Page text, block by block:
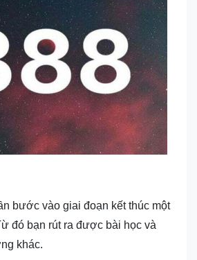
bước vào giai đoạn kết thúc một
đó bạn rút ra được bài học và
khác.